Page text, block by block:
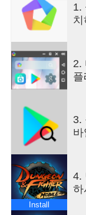
■ 80Lv 정예
모험가의 컨트
파워업 됩니다.
세요.
▶ 게임 소개 ◀
액션 명가 네오
요!
■ 오리지널 액
터치로 느끼는
1.
치
2.
3.
바
Install
4.
하